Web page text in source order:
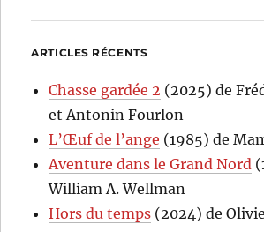
ARTICLES RÉCENTS
Chasse gardée 2 (2025) de
et Antonin Fourlon
L’Œuf de l’ange (1985) de
Aventure dans le Grand Nord
William A. Wellman
Hors du temps (2024) de